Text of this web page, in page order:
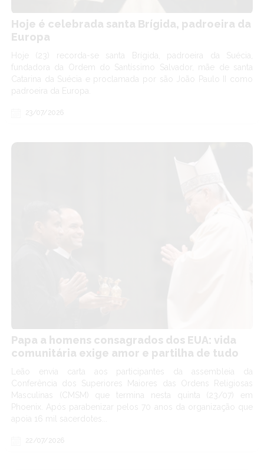
Hoje é celebrada santa Brígida, padroeira da
Europa
Hoje (23) recorda-se santa Brígida, padroeira da Suécia,
fundadora da Ordem do Santíssimo Salvador, mãe de santa
Catarina da Suécia e proclamada por são João Paulo II como
padroeira da Europa.
23/07/2026
Papa a homens consagrados dos EUA: vida
comunitária exige amor e partilha de tudo
Leão envia carta aos participantes da assembleia da
Conferência dos Superiores Maiores das Ordens Religiosas
Masculinas (CMSM) que termina nesta quinta (23/07) em
Phoenix. Após parabenizar pelos 70 anos da organização que
apoia 16 mil sacerdotes...
22/07/2026